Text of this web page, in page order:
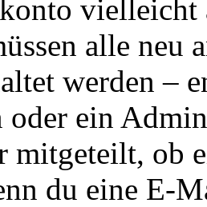
alle neu
werden –
oder ein
mitgeteilt, ob
du eine E-